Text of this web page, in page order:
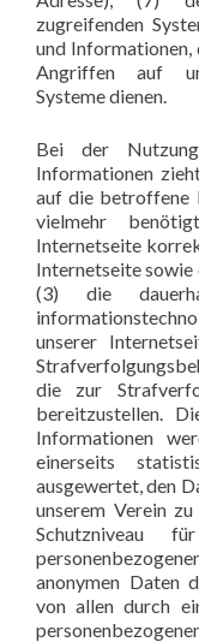
zugreifenden
und Informationen,
Angriffen auf
Systeme dienen.
Bei der
Informationen
auf die betroffene
vielmehr
Internetseite
Internetseite
(3) die
unserer
die zur
bereitzustellen.
Informationen
einerseits
ausgewertet, den
unserem Verein
Schutzniveau
anonymen Daten
von allen durch